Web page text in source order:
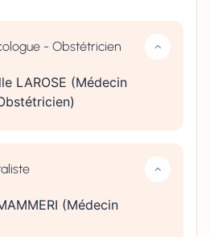
- Obstétricien
LAROSE (Médecin
(Médecin